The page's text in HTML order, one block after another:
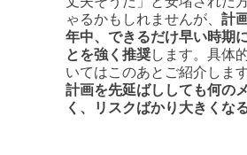
ゃるかもしれませんが、 計
年中、できるだけ早い時期
とを強く推奨します。具体
いてはこのあとご紹介します
計画を先延ばししても何の
く、リスクばかり大きくな